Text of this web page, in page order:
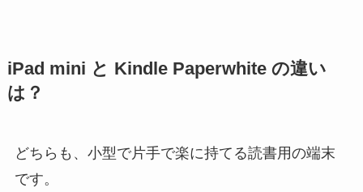
iPad mini と Kindle Paperwhite の違い
は？
どちらも、小型で片手で楽に持てる読書用の端末
です。